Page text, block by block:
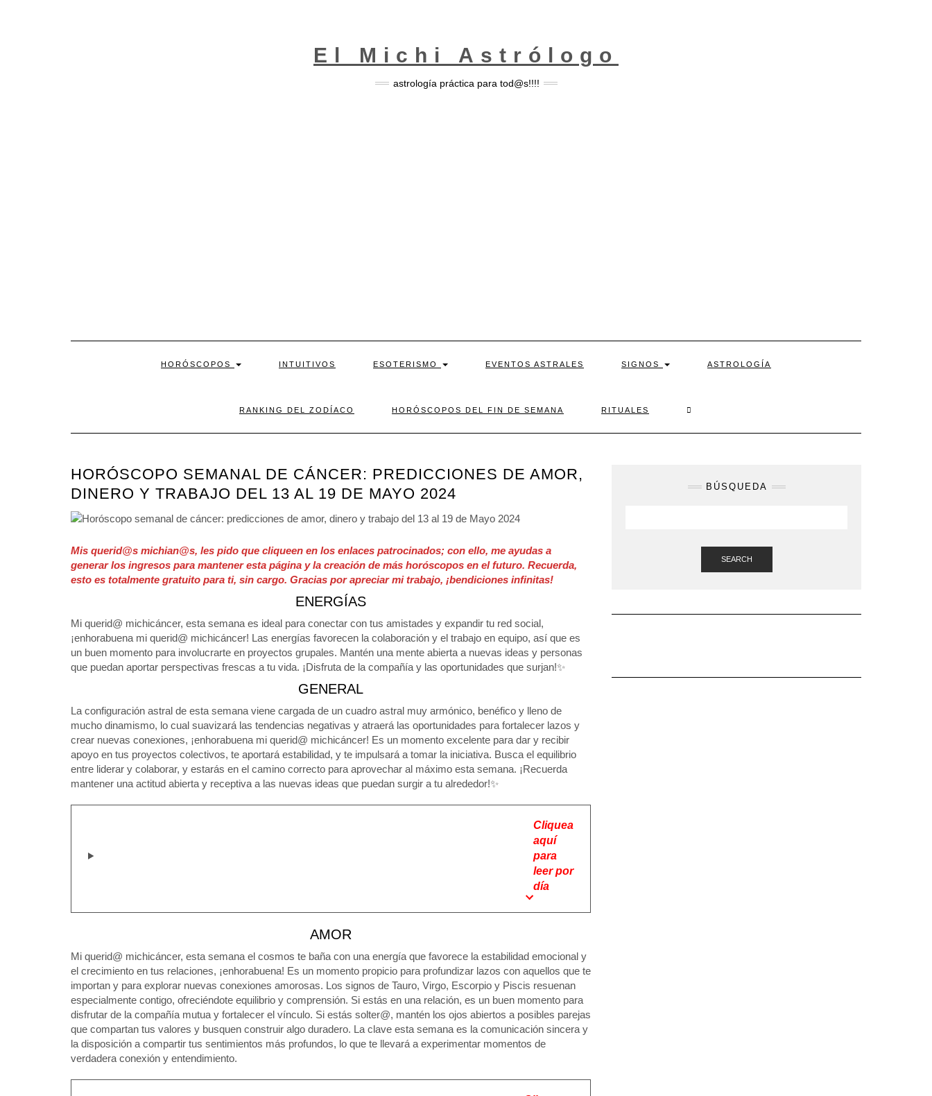
El Michi Astrólogo
astrología práctica para tod@s!!!!
HORÓSCOPOS INTUITIVOS ESOTERISMO EVENTOS ASTRALES SIGNOS ASTROLOGÍA
RANKING DEL ZODÍACO HORÓSCOPOS DEL FIN DE SEMANA RITUALES
HORÓSCOPO SEMANAL DE CÁNCER: PREDICCIONES DE AMOR,
DINERO Y TRABAJO DEL 13 AL 19 DE MAYO 2024
Mis querid@s michian@s, les pido que cliqueen en los enlaces patrocinados; con ello, me ayudas a
generar los ingresos para mantener esta página y la creación de más horóscopos en el futuro. Recuerda,
esto es totalmente gratuito para ti, sin cargo. Gracias por apreciar mi trabajo, ¡bendiciones infinitas!
ENERGÍAS
Mi querid@ michicáncer, esta semana es ideal para conectar con tus amistades y expandir tu red social,
¡enhorabuena mi querid@ michicáncer! Las energías favorecen la colaboración y el trabajo en equipo, así que es
un buen momento para involucrarte en proyectos grupales. Mantén una mente abierta a nuevas ideas y personas
que puedan aportar perspectivas frescas a tu vida. ¡Disfruta de la compañía y las oportunidades que surjan!✨
GENERAL
La configuración astral de esta semana viene cargada de un cuadro astral muy armónico, benéfico y lleno de
mucho dinamismo, lo cual suavizará las tendencias negativas y atraerá las oportunidades para fortalecer lazos y
crear nuevas conexiones, ¡enhorabuena mi querid@ michicáncer! Es un momento excelente para dar y recibir
apoyo en tus proyectos colectivos, te aportará estabilidad, y te impulsará a tomar la iniciativa. Busca el equilibrio
entre liderar y colaborar, y estarás en el camino correcto para aprovechar al máximo esta semana. ¡Recuerda
mantener una actitud abierta y receptiva a las nuevas ideas que puedan surgir a tu alrededor!✨
Cliquea
aquí
para
leer por
día
AMOR
Mi querid@ michicáncer, esta semana el cosmos te baña con una energía que favorece la estabilidad emocional y
el crecimiento en tus relaciones, ¡enhorabuena! Es un momento propicio para profundizar lazos con aquellos que te
importan y para explorar nuevas conexiones amorosas. Los signos de Tauro, Virgo, Escorpio y Piscis resuenan
especialmente contigo, ofreciéndote equilibrio y comprensión. Si estás en una relación, es un buen momento para
disfrutar de la compañía mutua y fortalecer el vínculo. Si estás solter@, mantén los ojos abiertos a posibles parejas
que compartan tus valores y busquen construir algo duradero. La clave esta semana es la comunicación sincera y
la disposición a compartir tus sentimientos más profundos, lo que te llevará a experimentar momentos de
verdadera conexión y entendimiento.
BÚSQUEDA
SEARCH